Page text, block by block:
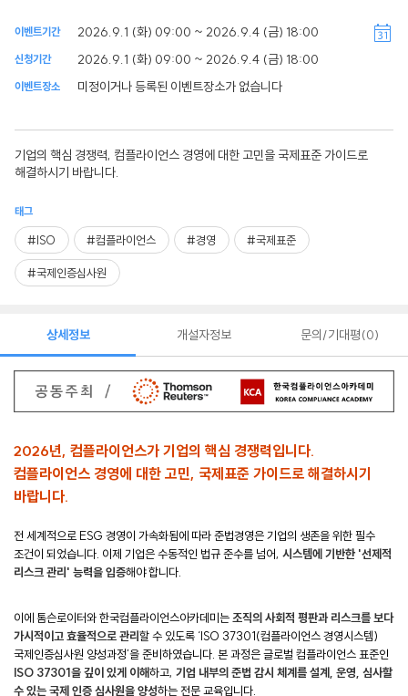
이벤트기간 2026.9.1 (화) 09:00 ~ 2026.9.4 (금) 18:00
신청기간 2026.9.1 (화) 09:00 ~ 2026.9.4 (금) 18:00
이벤트장소 미정이거나 등록된 이벤트장소가 없습니다
기업의 핵심 경쟁력, 컴플라이언스 경영에 대한 고민을 국제표준 가이드로
해결하시기 바랍니다.
태그
#ISO #컴플라이언스 #경영 #국제표준
#국제인증심사원
상세정보
2026년, 컴플라이언스가 기업의 핵심 경쟁력입니다.
컴플라이언스 경영에 대한 고민, 국제표준 가이드로 해결하시기
바랍니다.
전 세계적으로 ESG 경영이 가속화됨에 따라 준법경영은 기업의 생존을 위한 필수
조건이 되었습니다. 이제 기업은 수동적인 법규 준수를 넘어, 시스템에 기반한 '선제적
리스크 관리' 능력을 입증해야 합니다.
이에 톰슨로이터와 한국컴플라이언스아카데미는조직의 사회적 평판과 리스크를 보다
가시적이고 효율적으로 관리할 수 있도록 ‘ISO 37301(컴플라이언스 경영시스템)
국제인증심사원 양성과정’을 준비하였습니다. 본 과정은 글로벌 컴플라이언스 표준인
ISO 37301을 깊이 있게 이해하고, 기업 내부의 준법 감시 체계를 설계, 운영, 심사할
수 있는 국제 인증 심사원을 양성하는 전문 교육입니다.
개설자정보 문의/기대평 0